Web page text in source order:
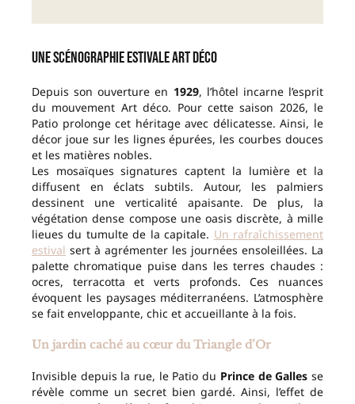
Une scénographie estivale Art déco
Depuis son ouverture en 1929, l’hôtel incarne l’esprit
du mouvement Art déco. Pour cette saison 2026, le
Patio prolonge cet héritage avec délicatesse. Ainsi, le
décor joue sur les lignes épurées, les courbes douces
et les matières nobles.
Les mosaïques signatures captent la lumière et la
diffusent en éclats subtils. Autour, les palmiers
dessinent une verticalité apaisante. De plus, la
végétation dense compose une oasis discrète, à mille
lieues du tumulte de la capitale. Un rafraîchissement
estival sert à agrémenter les journées ensoleillées. La
palette chromatique puise dans les terres chaudes :
ocres, terracotta et verts profonds. Ces nuances
évoquent les paysages méditerranéens. L’atmosphère
se fait enveloppante, chic et accueillante à la fois.
Un jardin caché au cœur du Triangle d’Or
Invisible depuis la rue, le Patio du Prince de Galles se
révèle comme un secret bien gardé. Ainsi, l’effet de